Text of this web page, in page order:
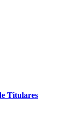
Titulares